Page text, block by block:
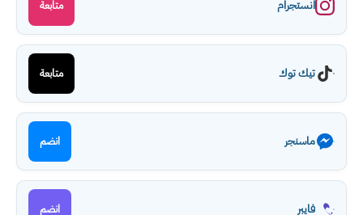
انستجرام متابعة
تيك توك متابعة
ماسنجر انضم
فايبر انضم